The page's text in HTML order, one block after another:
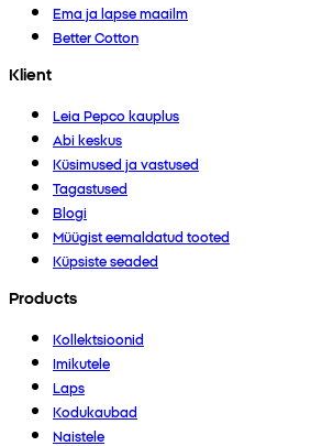
Ema ja lapse maailm
Better Cotton
Klient
Leia Pepco kauplus
Abi keskus
Küsimused ja vastused
Tagastused
Blogi
Müügist eemaldatud tooted
Küpsiste seaded
Products
Kollektsioonid
Imikutele
Laps
Kodukaubad
Naistele